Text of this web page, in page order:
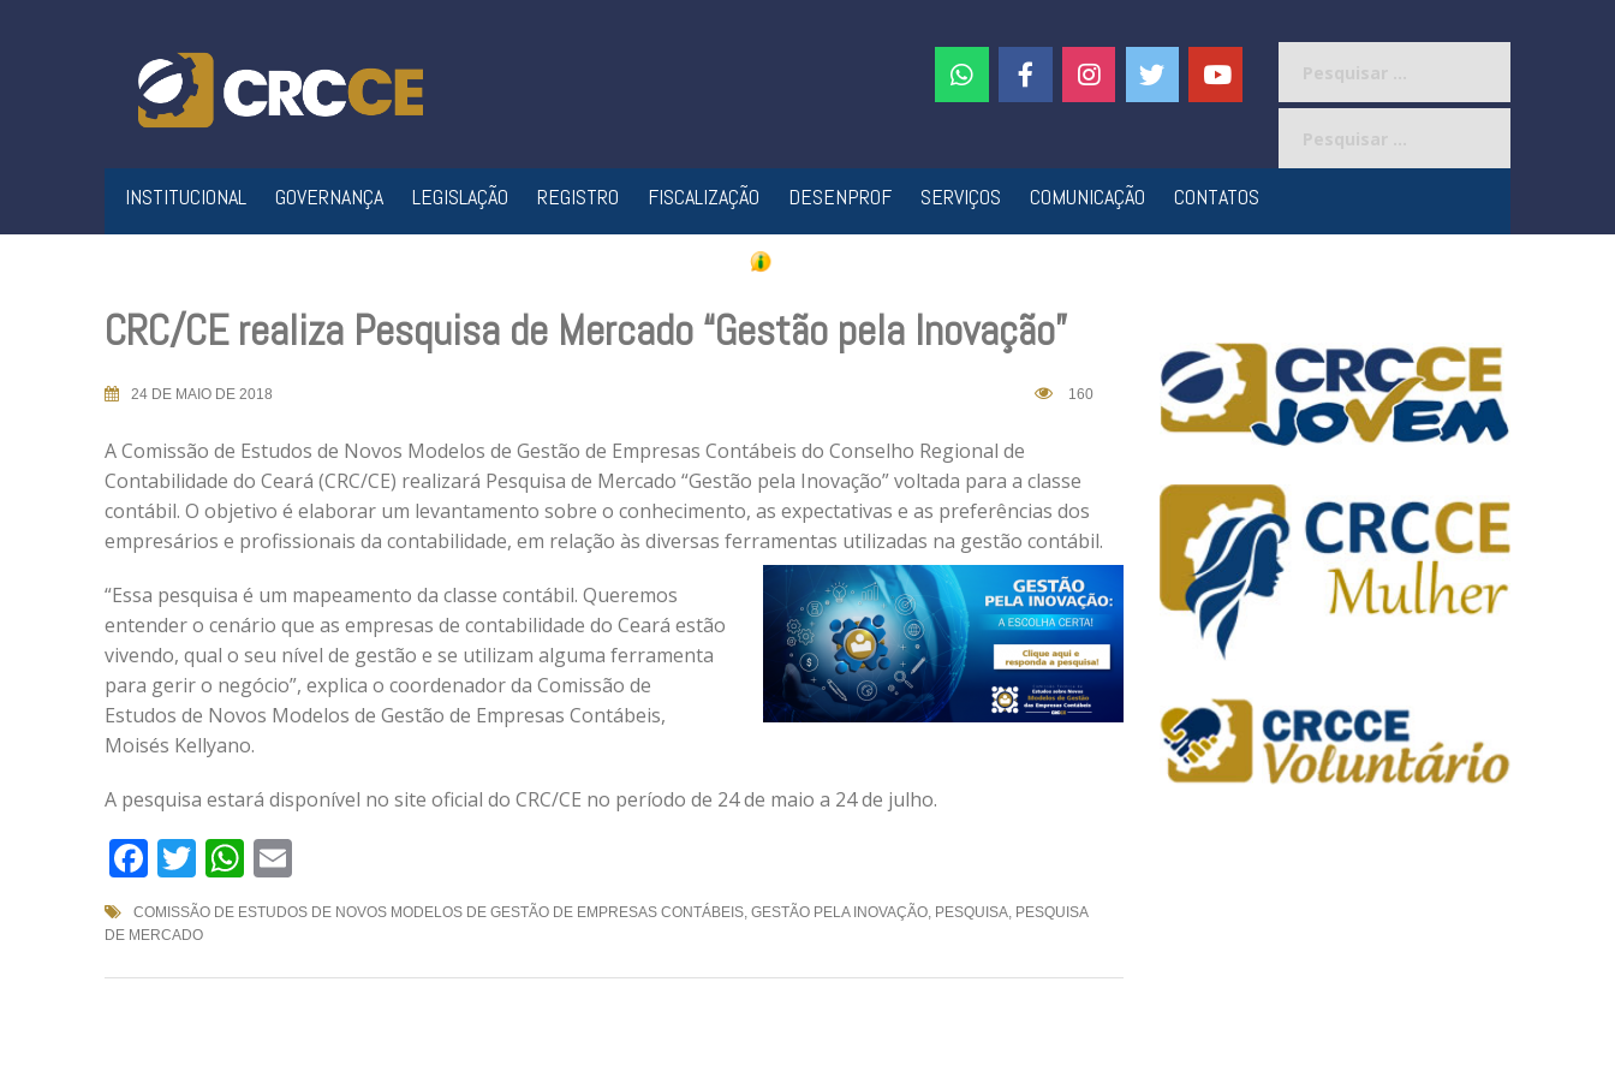
INSTITUCIONAL GOVERNANÇA LEGISLAÇÃO REGISTRO FISCALIZAÇÃO DESENPROF SERVIÇOS COMUNICAÇÃO CONTATOS
CRC/CE realiza Pesquisa de Mercado “Gestão pela Inovação”
24 DE MAIO DE 2018 160
A Comissão de Estudos de Novos Modelos de Gestão de Empresas Contábeis do Conselho Regional de
Contabilidade do Ceará (CRC/CE) realizará Pesquisa de Mercado “Gestão pela Inovação” voltada para a classe
contábil. O objetivo é elaborar um levantamento sobre o conhecimento, as expectativas e as preferências dos
empresários e profissionais da contabilidade, em relação às diversas ferramentas utilizadas na gestão contábil.
“Essa pesquisa é um mapeamento da classe contábil. Queremos
entender o cenário que as empresas de contabilidade do Ceará estão
vivendo, qual o seu nível de gestão e se utilizam alguma ferramenta
para gerir o negócio”, explica o coordenador da Comissão de
Estudos de Novos Modelos de Gestão de Empresas Contábeis,
Moisés Kellyano.
A pesquisa estará disponível no site oficial do CRC/CE no período de 24 de maio a 24 de julho.
Facebook
TwitterWhatsApp
COMISSÃO DE ESTUDOS DE NOVOS MODELOS DE GESTÃO DE EMPRESAS CONTÁBEIS, GESTÃO PELA INOVAÇÃO, PESQUISA, PESQUISA
DE MERCADO